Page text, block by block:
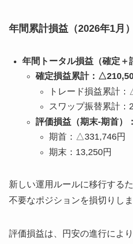
年間累計損益（2026年1月）
年間トータル損益（確定＋
確定損益累計：
トレード損益累計
スワップ振替累計：
評価損益（期末-期首）
期首：△331,746円
期末：13,250円
新しい運用ルールに移行する
不要なポジションを損切りしま
評価損益は、円安の進行によ